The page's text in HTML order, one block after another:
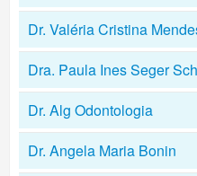
Dr. Valéria Cristina
Dra. Paula Ines Seger
Dr. Alg Odontologia
Dr. Angela Maria Bonin